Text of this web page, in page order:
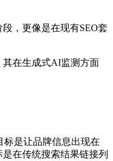
，更像是在现有SEO套
在生成式AI监测方面
是让品牌信息出现在
在传统搜索结果链接列